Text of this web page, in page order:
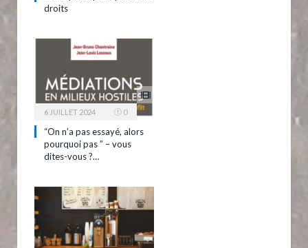
droits
6 JUILLET 2024 0
“On n’a pas essayé, alors
pourquoi pas ” – vous
dites-vous ?…